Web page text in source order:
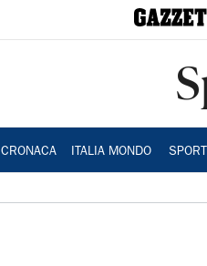
CRONACA ITALIA MONDO SPORT